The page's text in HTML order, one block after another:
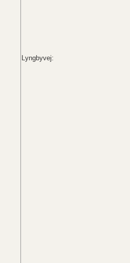
Lyngbyvej: